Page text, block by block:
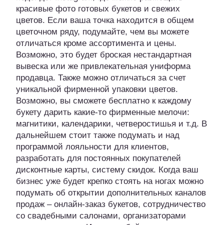
красивые фото готовых букетов и свежих
цветов. Если ваша точка находится в общем
цветочном ряду, подумайте, чем вы можете
отличаться кроме ассортимента и цены.
Возможно, это будет броская нестандартная
вывеска или же привлекательная униформа
продавца. Также можно отличаться за счет
уникальной фирменной упаковки цветов.
Возможно, вы сможете бесплатно к каждому
букету дарить какие-то фирменные мелочи:
магнитики, календарики, четверостишья и т.д. В
дальнейшем стоит также подумать и над
программой лояльности для клиентов,
разработать для постоянных покупателей
дисконтные карты, систему скидок. Когда ваш
бизнес уже будет крепко стоять на ногах можно
подумать об открытии дополнительных каналов
продаж – онлайн-заказ букетов, сотрудничество
со свадебными салонами, организаторами